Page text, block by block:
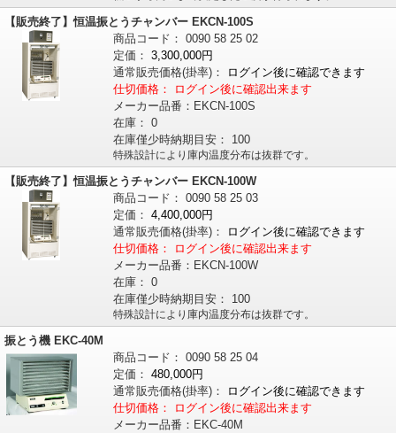
【販売終了】恒温振とうチャンバー EKCN-100S
商品コード： 0090 58 25 02
定価： 3,300,000円
通常販売価格(掛率)：
ログイン後に確認できます
仕切価格：
ログイン後に確認出来ます
メーカー品番： EKCN-100S
在庫： 0
在庫僅少時納期目安：
100
特殊設計により庫内温度分布は抜群です。
【販売終了】恒温振とうチャンバー EKCN-100W
商品コード： 0090 58 25 03
定価： 4,400,000円
通常販売価格(掛率)：
ログイン後に確認できます
仕切価格：
ログイン後に確認出来ます
メーカー品番： EKCN-100W
在庫： 0
在庫僅少時納期目安：
100
特殊設計により庫内温度分布は抜群です。
振とう機 EKC-40M
商品コード： 0090 58 25 04
定価： 480,000円
通常販売価格(掛率)：
ログイン後に確認できます
仕切価格：
ログイン後に確認出来ます
メーカー品番： EKC-40M